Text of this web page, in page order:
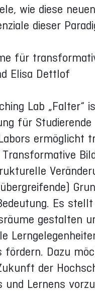
wie diese
dieser
für
Elisa Dettlof
Lab
für Studierende
ermöglicht
Es
gestalten
fördern. Dazu
der
Lernens